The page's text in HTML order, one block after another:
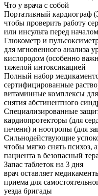
Что у врача с собой
Портативный кардиограф
чтобы проверить работу
или инсульта перед
Глюкометр и
для мгновенного анализа
кислородом (особенно
тяжелой интоксикацией
Полный набор
сертифицированные
витаминные комплексы
снятия абстинентного
Специализированные
кардиопротекторы (для
печени) и ноотропы (для
Сильнодействующие
чтобы мягко снять психоз,
пациента в безопасный
Запас таблеток на 3 дня
врач оставляет
приема для
уезда бригады